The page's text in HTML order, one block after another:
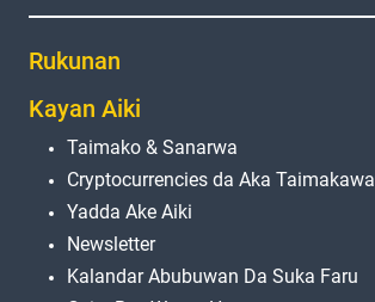
Rukunan
Kayan Aiki
Taimako & Sanarwa
Cryptocurrencies da Aka Taimakawa
Yadda Ake Aiki
Newsletter
Kalandar Abubuwan Da Suka Faru